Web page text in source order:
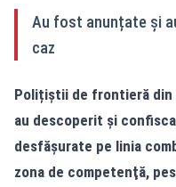
Au fost anunțate și
caz
Polițiștii de frontieră din
au descoperit și
desfăşurate pe linia
zona de competenţă,